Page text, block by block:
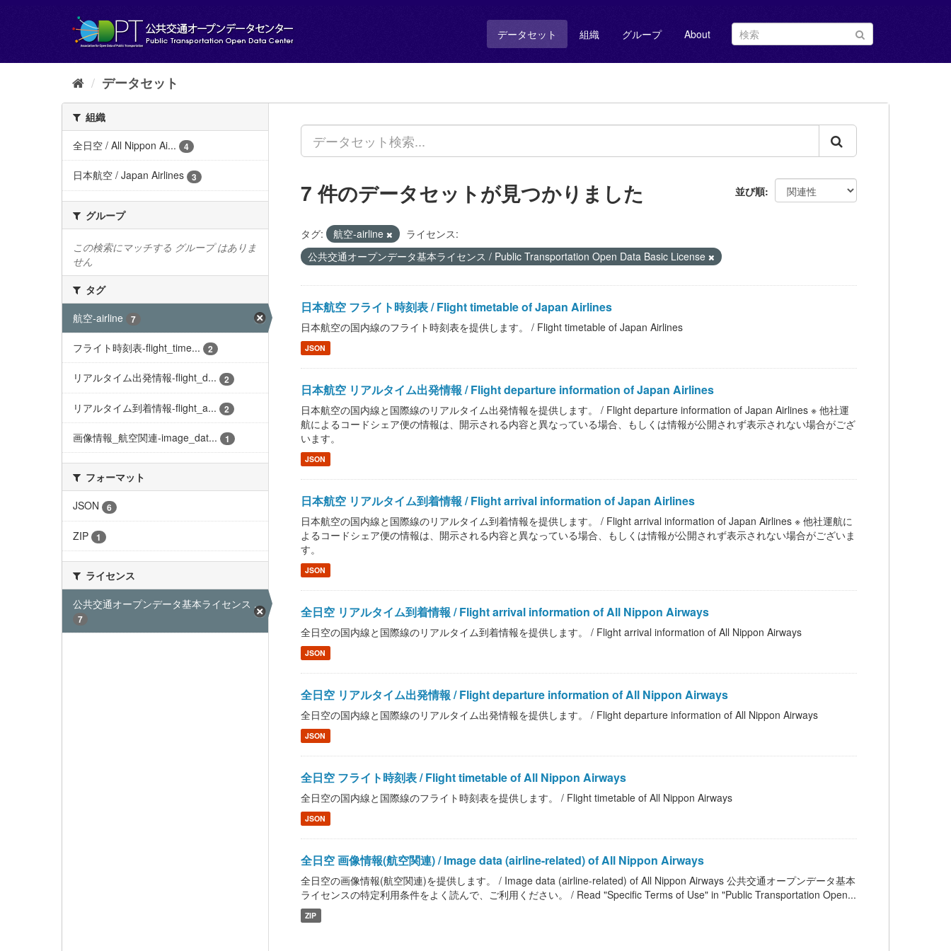
し
データセット 組織 グループ About
データセット
組織
全日空 / All Nippon Ai...
4
日本航空 / Japan Airlines 3
グループ
この検索にマッチする グループ はありま
せん
タグ
航空-airline
7
フライト時刻表-flight_time... 2
リアルタイム出発情報-flight_d... 2
リアルタイム到着情報-flight_a... 2
画像情報_航空関連-image_dat... 1
フォーマット
JSON
6
ZIP 1
ライセンス
公共交通オープンデータ基本ライセンス ...
7
並び順
7 件のデータセットが見つかりました
タグ: 航空-airline
ライセンス:
公共交通オープンデータ基本ライセンス / Public Transportation Open Data Basic License
日本航空 フライト時刻表 / Flight timetable of Japan Airlines
日本航空の国内線のフライト時刻表を提供します。 / Flight timetable of Japan Airlines
JSON
日本航空 リアルタイム出発情報 / Flight departure information of Japan Airlines
日本航空の国内線と国際線のリアルタイム出発情報を提供します。 / Flight departure information of Japan Airlines ※ 他社運
航によるコードシェア便の情報は、開示される内容と異なっている場合、もしくは情報が公開されず表示されない場合がござ
います。
JSON
日本航空 リアルタイム到着情報 / Flight arrival information of Japan Airlines
日本航空の国内線と国際線のリアルタイム到着情報を提供します。 / Flight arrival information of Japan Airlines ※ 他社運航に
よるコードシェア便の情報は、開示される内容と異なっている場合、もしくは情報が公開されず表示されない場合がございま
す。
JSON
全日空 リアルタイム到着情報 / Flight arrival information of All Nippon Airways
全日空の国内線と国際線のリアルタイム到着情報を提供します。 / Flight arrival information of All Nippon Airways
JSON
全日空 リアルタイム出発情報 / Flight departure information of All Nippon Airways
全日空の国内線と国際線のリアルタイム出発情報を提供します。 / Flight departure information of All Nippon Airways
JSON
全日空 フライト時刻表 / Flight timetable of All Nippon Airways
全日空の国内線と国際線のフライト時刻表を提供します。 / Flight timetable of All Nippon Airways
JSON
全日空 画像情報(航空関連) / Image data (airline-related) of All Nippon Airways
全日空の画像情報(航空関連)を提供します。 / Image data (airline-related) of All Nippon Airways 公共交通オープンデータ基本
ライセンスの特定利用条件をよく読んで、ご利用ください。 / Read "Specific Terms of Use" in "Public Transportation Open...
ZIP